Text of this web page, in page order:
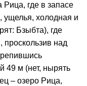
Рица, где в запасе
ущелья, холодная и
Бзыбта), где
над
49 м (нет, нырять
– озеро Рица,